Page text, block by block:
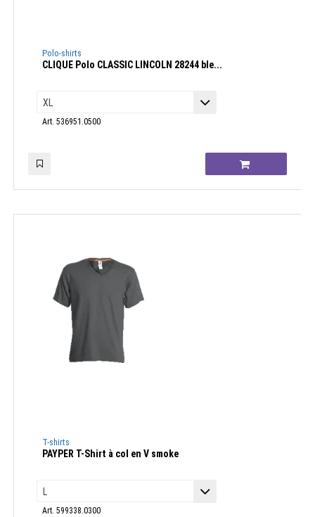
Polo-shirts
CLIQUE Polo CLASSIC LINCOLN 28244 ble...
Art. 536951.0500
T-shirts
PAYPER T-Shirt à col en V smoke
Art. 599338.0300